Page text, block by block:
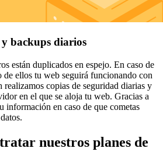
backups diarios
están duplicados en espejo. En caso de
ellos tu web seguirá funcionando con
copias de seguridad diarias y
en el que se aloja tu web. Gracias a
información en caso de que cometas
nuestros planes de